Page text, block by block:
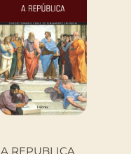
A REPUBLICA